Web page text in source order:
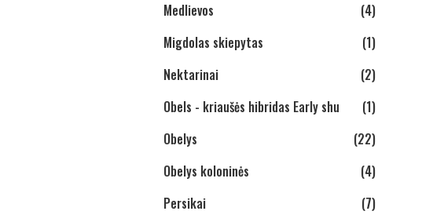
Medlievos
(4)
Migdolas skiepytas
(1)
Nektarinai
(2)
Obels - kriaušės hibridas Early shu
(1)
Obelys
(22)
Obelys koloninės
(4)
Persikai
(7)